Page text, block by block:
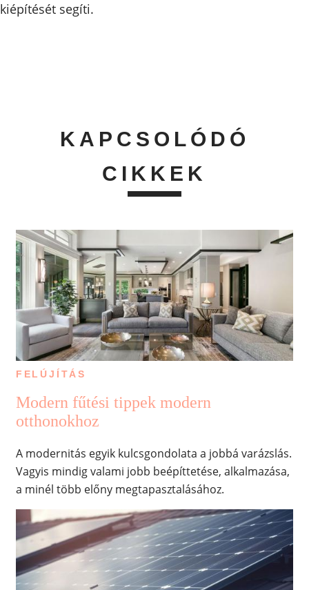
kiépítését segíti.
KAPCSOLÓDÓ
CIKKEK
FELÚJÍTÁS
Modern fűtési tippek modern
otthonokhoz
A modernitás egyik kulcsgondolata a jobbá varázslás.
Vagyis mindig valami jobb beépíttetése, alkalmazása,
a minél több előny megtapasztalásához.